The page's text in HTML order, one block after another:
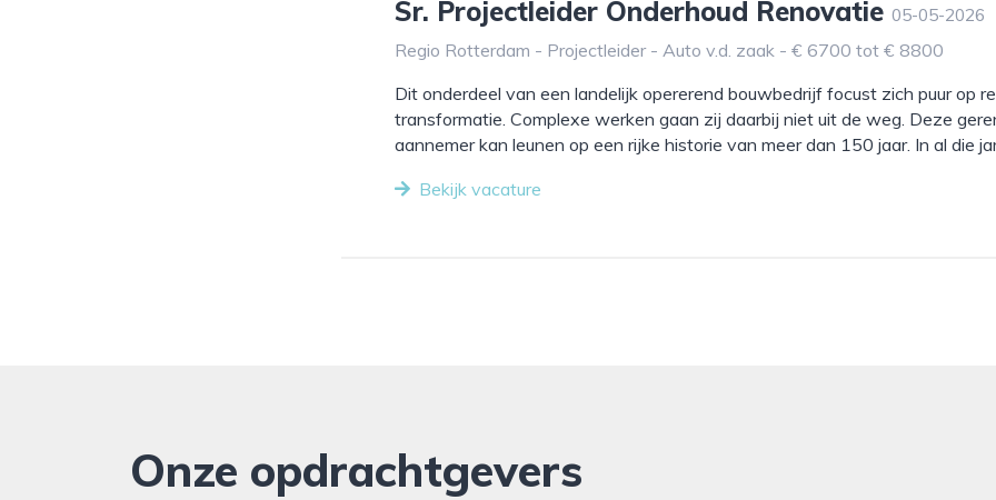
Sr. Projectleider Onderhoud Renovatie 05-05-2026
Regio Rotterdam - Projectleider - Auto v.d. zaak - € 6700 tot € 8800
Dit onderdeel van een landelijk opererend bouwbedrijf focust zich puur op
transformatie. Complexe werken gaan zij daarbij niet uit de weg. Deze
aannemer kan leunen op een rijke historie van meer dan 150 jaar. In al die
Bekijk vacature
Onze opdrachtgevers